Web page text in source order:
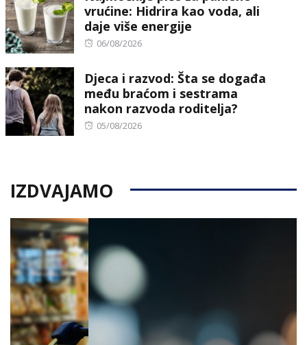
vrućine: Hidrira kao voda, ali
daje više energije
Posted
06/08/2026
Djeca i razvod: Šta se događa
među braćom i sestrama
nakon razvoda roditelja?
Posted
05/08/2026
IZDVAJAMO